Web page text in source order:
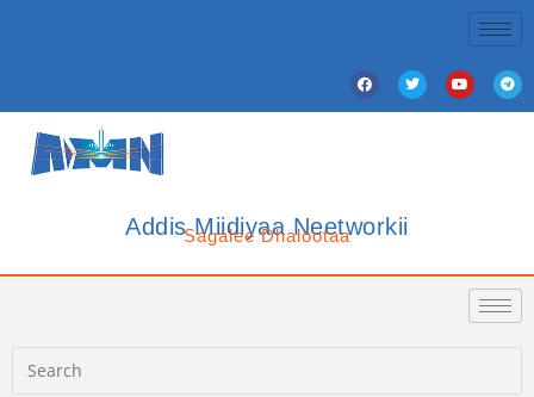
Addis Miidiyaa Neetworkii
Sagalee Dhalootaa